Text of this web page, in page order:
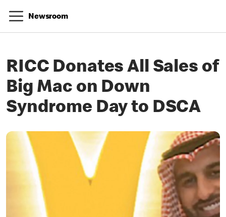
Newsroom
RICC Donates All Sales of
Big Mac on Down
Syndrome Day to DSCA